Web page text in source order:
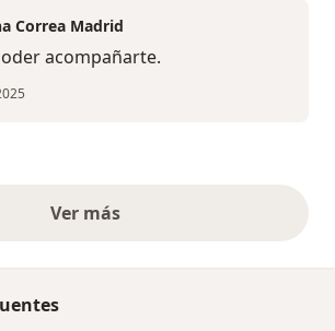
Correa Madrid
acompañarte.
Ver másopiniones anteriores